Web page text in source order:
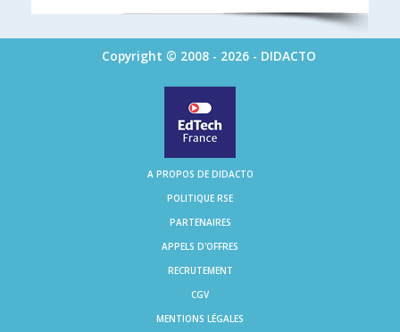
Copyright © 2008 - 2026 - DIDACTO
A PROPOS DE DIDACTO
POLITIQUE RSE
PARTENAIRES
APPELS D'OFFRES
RECRUTEMENT
CGV
MENTIONS LÉGALES